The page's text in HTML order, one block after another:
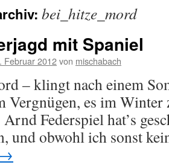
bei_hitze_mord
mit Spaniel
Februar 2012von mischabach
– klingt nach einem
Vergnügen, es im Winter
Federspiel hat’s
und obwohl ich sonst